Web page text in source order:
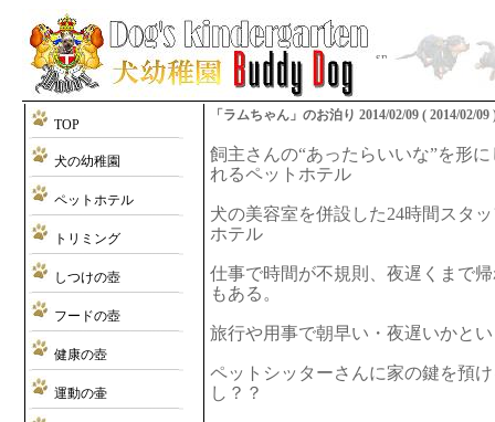
TOP
犬の幼稚園
ペットホテル
トリミング
しつけの壺
フードの壺
健康の壺
運動の壷
「ラムちゃん」のお泊り 2014/02/09 ( 2014/02/09
飼主さんの“あったらいいな”を形
れるペットホテル
犬の美容室を併設した24時間スタ
ホテル
仕事で時間が不規則、夜遅くまで
もある。
旅行や用事で朝早い・夜遅いかと
ペットシッターさんに家の鍵を預
し？？